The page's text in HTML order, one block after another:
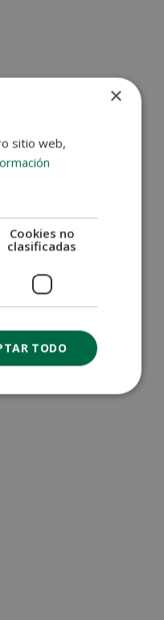
×
sitio web,
Cookies no
clasificadas
TODO